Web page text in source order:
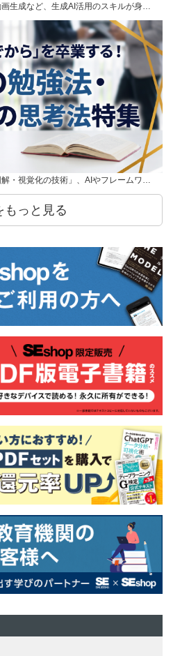
生成など、生成AI活用のスキルが身…
・視覚化の技術」、AIやフレームワ…
もっと見る